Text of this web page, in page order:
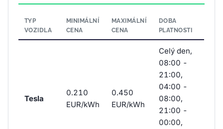
TYP
VOZIDLA
MINIMÁLNÍ
CENA
MAXIMÁLNÍ
CENA
DOBA
PLATNOSTI
Tesla
0.210
EUR/kWh
0.450
EUR/kWh
Celý den,
08:00 -
21:00,
04:00 -
08:00,
21:00 -
00:00,